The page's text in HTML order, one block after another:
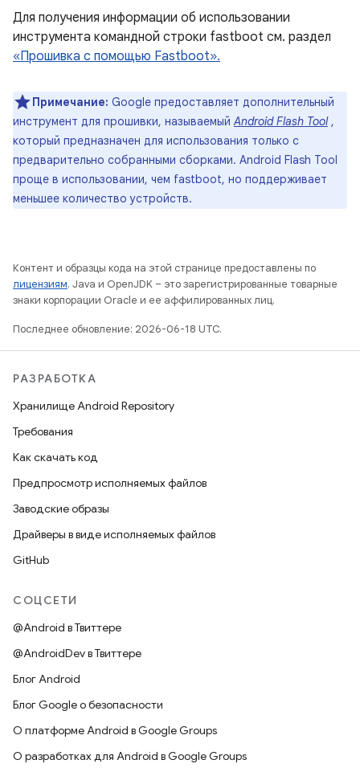
Для получения информации об использовании
инструмента командной строки fastboot см. раздел
«Прошивка с помощью Fastboot».
Примечание: Google предоставляет дополнительный
инструмент для прошивки, называемыйAndroid Flash Tool,
который предназначен для использования только с
предварительно собранными сборками. Android Flash Tool
проще в использовании, чем fastboot, но поддерживает
меньшее количество устройств.
Контент и образцы кода на этой странице предоставлены по
лицензиям. Java и OpenJDK – это зарегистрированные товарные
знаки корпорации Oracle и ее аффилированных лиц.
Последнее обновление: 2026-06-18 UTC.
РАЗРАБОТКА
Хранилище Android Repository
Требования
Как скачать код
Предпросмотр исполняемых файлов
Заводские образы
Драйверы в виде исполняемых файлов
GitHub
СОЦСЕТИ
@Android в Твиттере
@AndroidDev в Твиттере
Блог Android
Блог Google о безопасности
О платформе Android в Google Groups
О разработках для Android в Google Groups